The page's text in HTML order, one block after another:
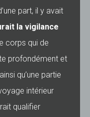
part, il y avait
la vigilance
corps qui de
profondément et
qu’une partie
intérieur
qualifier